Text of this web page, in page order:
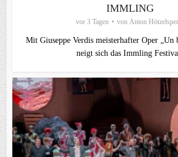
IMMLING
vor 3 Tagen von Anton
Mit Giuseppe Verdis meisterhafter Oper „Un
neigt sich das Immling